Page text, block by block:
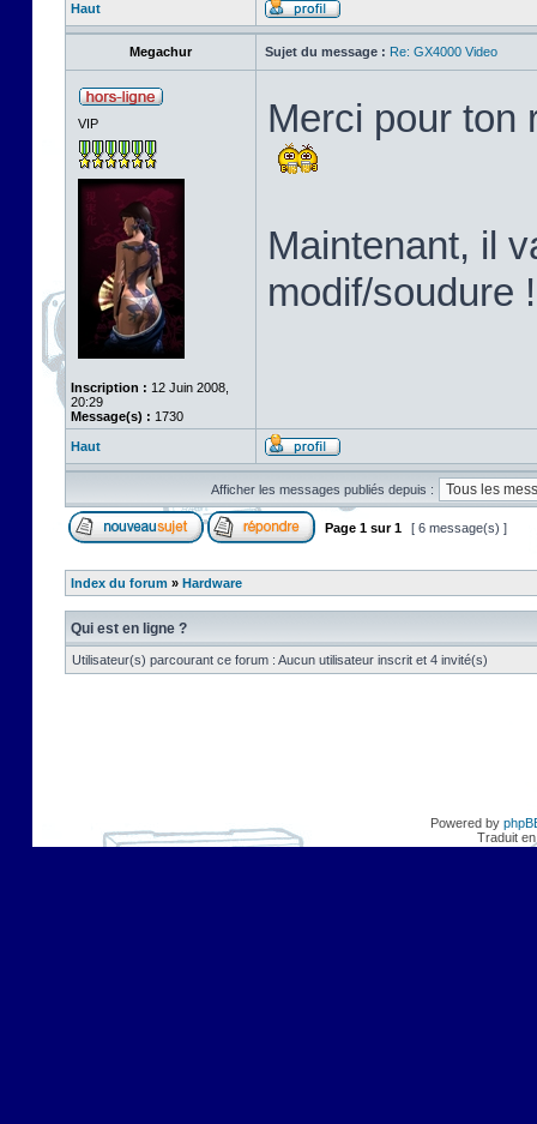
Haut
Megachur Sujet du message : Re: GX4000 Video
VIP
Inscription : 12 Juin 2008,
20:29
Message(s) : 1730
Merci pour ton
Maintenant, il
modif/soudure
Haut
Afficher les messages publiés depuis :
Page 1 sur1 [ 6 message(s) ]
Index du forum » Hardware
Qui est en ligne ?
Utilisateur(s) parcourant ce forum : Aucun utilisateur inscrit et 4 invité(s)
Powered by
Traduit